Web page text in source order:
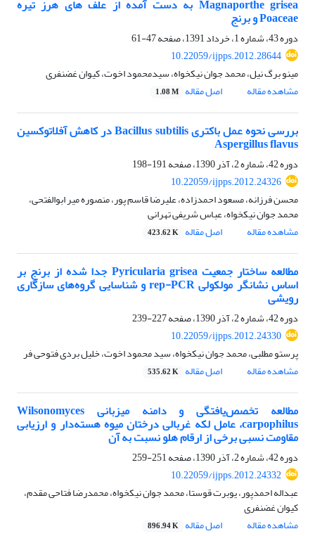
Magnaporthe grisea به دست آمده از علف های هرز تیره
Poaceae و برنج
دوره 43، شماره 1، خرداد 1391، صفحه
47-61
10.22059/ijpps.2012.28644
مینو برگ نیل، محمد جوان نیکخواه، سیدمحمود اخوت، کیوان غضنفری
مشاهده مقاله
اصل مقاله 1.08 M
بررسی نحوه عمل باکتری Bacillus subtilis در کاهش آفلاتوکسین
Aspergillus flavus
دوره 42، شماره 2، آذر 1390، صفحه
191-198
10.22059/ijpps.2012.24326
محسن فرزانه، مسعود احمدزاده، علیرضا قاسم پور، منصوره میر ابوالفتحی،
محمد جوان نیکخواه، عباس شریفی تهرانی
مشاهده مقاله
اصل مقاله 423.62 K
مطالعه ساختار جمعیت Pyricularia grisea جدا شده از برنج بر
اساس نشانگر مولکولی rep-PCR و شناسایی گروه‌های سازگاری
رویشی
دوره 42، شماره 2، آذر 1390، صفحه
227-239
10.22059/ijpps.2012.24330
پرستو مطلبی، محمد جوان نیکخواه، سید محمود اخوت، خلیل بردی فتوحی فر
مشاهده مقاله
اصل مقاله 535.62 K
مطالعه تخصص‌یافتگی و دامنه میزبانی Wilsonomyces
carpophilus، عامل لکه غربالی درختان میوه هسته‌دار و ارزیابی
مقاومت نسبی برخی از ارقام هلو نسبت به آن
دوره 42، شماره 2، آذر 1390، صفحه
251-259
10.22059/ijpps.2012.24332
عبداله احمدپور، یوبرت قوستا، محمد جوان نیکخواه، محمدرضا فتاحی مقدم،
کیوان غضنفری
مشاهده مقاله
اصل مقاله 896.94 K